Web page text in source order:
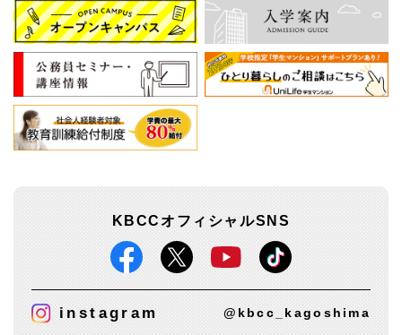
KBCCオフィシャルSNS
instagram @kbcc_kagoshima